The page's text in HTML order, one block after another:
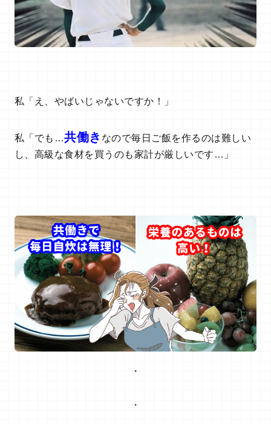
私「え、やばいじゃないですか！」
私「でも…共働き なので毎日ご飯を作るのは難しい
し、高級な食材を買うのも家計が厳しいです…」
・
・